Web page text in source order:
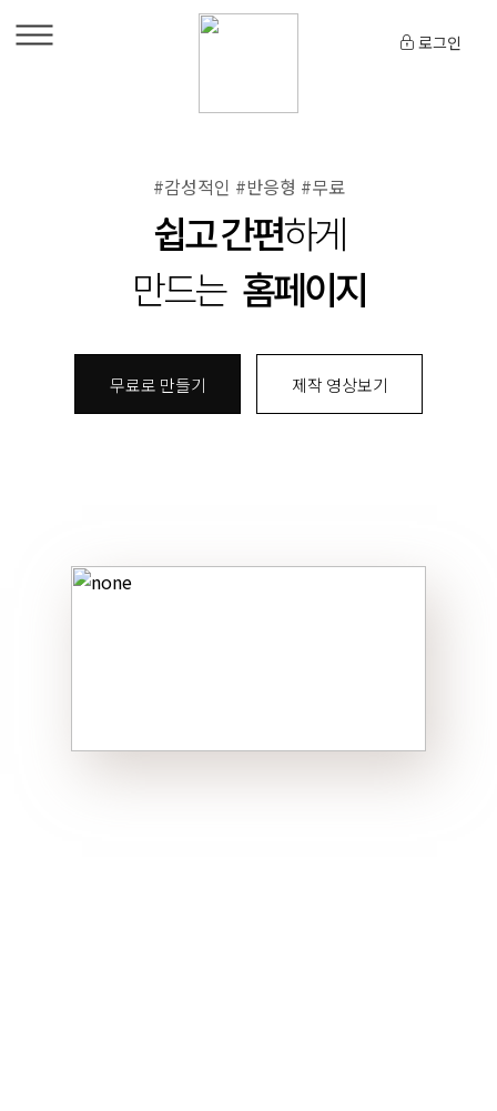
로그인
#감성적인 #반응형 #무료
쉽고 간편하게
만드는 홈페이지
무료로 만들기 제작 영상보기